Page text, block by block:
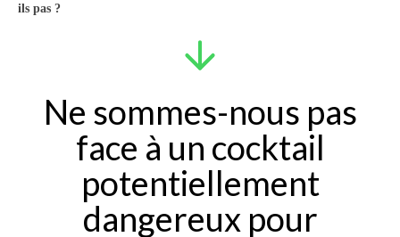
Montbazin
La Vène & ses dangers !
Je veux mon eau
ils pas ?
Ne sommes-nous pas
face à un cocktail
potentiellement
dangereux pour